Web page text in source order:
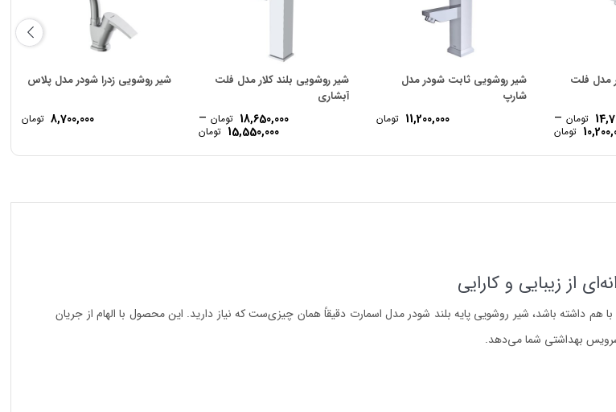
مدل فلت
تومان –
تومانPrice
range:
10,200,000 تومان
شیر روشویی ثابت شودر مدل
شارپ
11,200,000 تومان
شیر روشویی بلند کلار مدل فلت
آبشاری
18,650,000 تومان –
15,550,000 تومانPrice
range:
15,550,000 تومان
شیر روشویی زدرا شودر مدل پلاس
8,700,000 تومان
از زیبایی و کارایی
داشته باشد، شیر روشویی پایه بلند شودر مدل اسمارت دقیقاً همان چیزی‌ست که نیاز دارید. این محصول با الهام از جریان
بهداشتی شما می‌دهد.